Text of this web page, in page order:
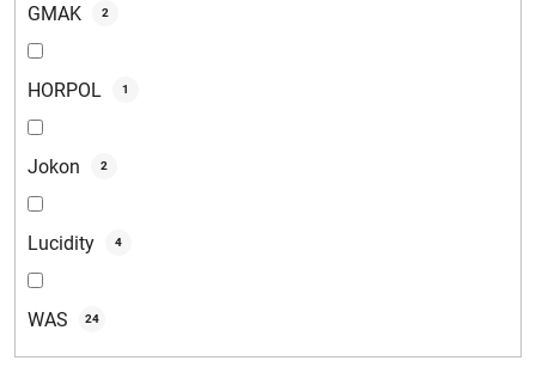
GMAK 2
HORPOL 1
Jokon 2
Lucidity 4
WAS 24